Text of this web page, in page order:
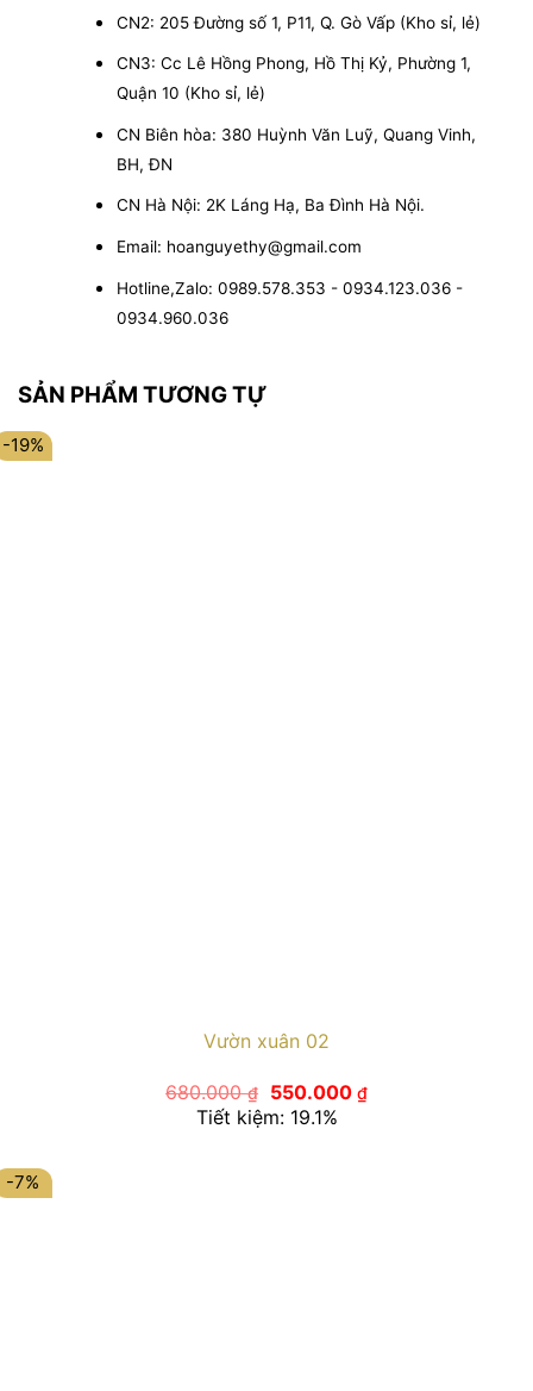
CN2: 205 Đường số 1, P11, Q. Gò Vấp (Kho sỉ, lẻ)
CN3: Cc Lê Hồng Phong, Hồ Thị Kỷ, Phường 1,
Quận 10 (Kho sỉ, lẻ)
CN Biên hòa: 380 Huỳnh Văn Luỹ, Quang Vinh,
BH, ĐN
CN Hà Nội: 2K Láng Hạ, Ba Đình Hà Nội.
Email: hoanguyethy@gmail.com
Hotline,Zalo: 0989.578.353 - 0934.123.036 -
0934.960.036
SẢN PHẨM TƯƠNG TỰ
-19%
Vườn xuân 02
680.000₫
Giá
gốc
là:
550.000 ₫Giá
hiện
Tiết kiệm: 19.1%
-7%